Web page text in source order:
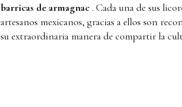
barricas de armagnac . Cada una de sus
artesanos mexicanos, gracias a ellos son
su extraordinaria manera de compartir la